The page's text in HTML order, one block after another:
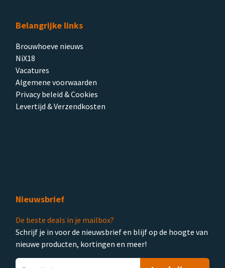
Belangrijke links
Brouwhoeve nieuws
NiX18
Vacatures
Algemene voorwaarden
Privacy beleid & Cookies
Levertijd & Verzendkosten
Nieuwsbrief
De beste deals in je mailbox?
Schrijf je in voor de nieuwsbrief en blijf op de hoogte van
nieuwe producten, kortingen en meer!